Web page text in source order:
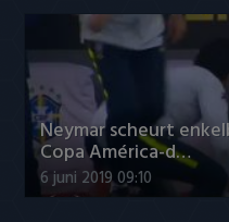
Neymar scheurt
Copa América-d…
6 juni 2019 09:10